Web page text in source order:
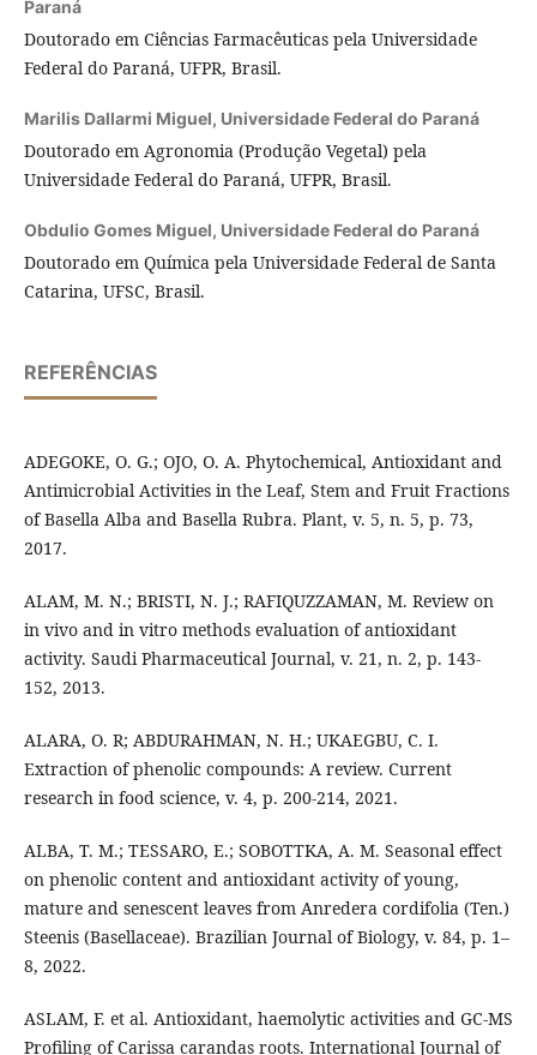
Paraná
Doutorado em Ciências Farmacêuticas pela Universidade
Federal do Paraná, UFPR, Brasil.
Marilis Dallarmi Miguel, Universidade Federal do Paraná
Doutorado em Agronomia (Produção Vegetal) pela
Universidade Federal do Paraná, UFPR, Brasil.
Obdulio Gomes Miguel, Universidade Federal do Paraná
Doutorado em Química pela Universidade Federal de Santa
Catarina, UFSC, Brasil.
REFERÊNCIAS
ADEGOKE, O. G.; OJO, O. A. Phytochemical, Antioxidant and
Antimicrobial Activities in the Leaf, Stem and Fruit Fractions
of Basella Alba and Basella Rubra. Plant, v. 5, n. 5, p. 73,
2017.
ALAM, M. N.; BRISTI, N. J.; RAFIQUZZAMAN, M. Review on
in vivo and in vitro methods evaluation of antioxidant
activity. Saudi Pharmaceutical Journal, v. 21, n. 2, p. 143-
152, 2013.
ALARA, O. R; ABDURAHMAN, N. H.; UKAEGBU, C. I.
Extraction of phenolic compounds: A review. Current
research in food science, v. 4, p. 200-214, 2021.
ALBA, T. M.; TESSARO, E.; SOBOTTKA, A. M. Seasonal effect
on phenolic content and antioxidant activity of young,
mature and senescent leaves from Anredera cordifolia (Ten.)
Steenis (Basellaceae). Brazilian Journal of Biology, v. 84, p. 1–
8, 2022.
ASLAM, F. et al. Antioxidant, haemolytic activities and GC-MS
Profiling of Carissa carandas roots. International Journal of